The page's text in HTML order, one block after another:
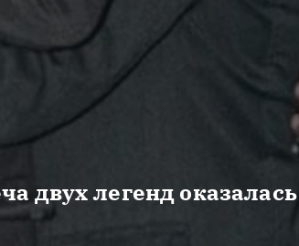
двух легенд